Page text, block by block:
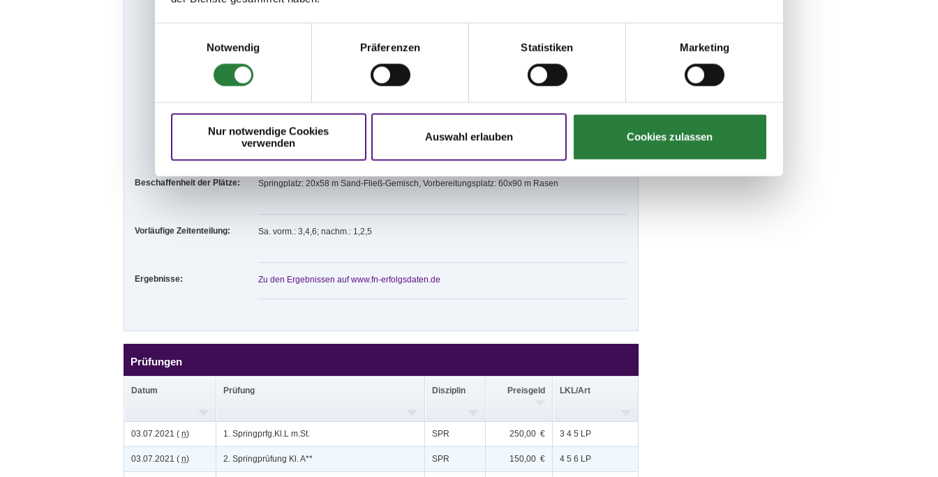
Notwendig
Präferenzen Statistiken Marketing
Nur notwendige Cookies
verwenden
Auswahl erlauben Cookies zulassen
der Hundebesitzer für sämtliche Schäden, z.B. auch zusätzliche Platzierungen bei gestörtem Ritt.
persönlich haftbar für Schäden gegenüber Dritten, die durch sie selbst, ihre Angestellten, ihre
Beauftragten oder ihre Pferde verursacht werden.
- Die unter www.nennung-online.de zu findenden Teilnehmerinformationen/ Verhaltens Hinweise
auf dem Turnier sind zwingend einzuhalten. Zuwiderhandlungen können behördlicherseits mit
Bußgeldern geahndet werden. Die Nichtbeachtung der Anordnungen/ Hinweise stellt (auch)
einem Verstoß gem. LPO §920, 2.k. da und kann mit einer Ordnungsmaßnahme gem. § 921 LPO
Die aktuellen Corona Bestimmungen finden Sie unter: www.nennung-online.de /
Teilnehmerinformationen
Beschaffenheit der Plätze: Springplatz: 20x58 m Sand-Fließ-Gemisch, Vorbereitungsplatz: 60x90 m Rasen
Vorläufige Zeitenteilung: Sa. vorm.: 3,4,6; nachm.: 1,2,5
Ergebnisse: Zu den Ergebnissen auf www.fn-erfolgsdaten.de
Prüfungen
Datum Prüfung Disziplin Preisgeld LKL/Art
03.07.2021 ( n) 1. Springprfg.Kl.L m.St. SPR 250,00 € 3 4 5 LP
03.07.2021 ( n) 2. Springprüfung Kl. A** SPR 150,00 € 4 5 6 LP